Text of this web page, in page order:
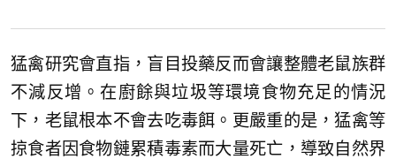
猛禽研究會直指，盲目投藥反而會讓整體老鼠族群
不減反增。在廚餘與垃圾等環境食物充足的情況
下，老鼠根本不會去吃毒餌。更嚴重的是，猛禽等
掠食者因食物鏈累積毒素而大量死亡，導致自然界